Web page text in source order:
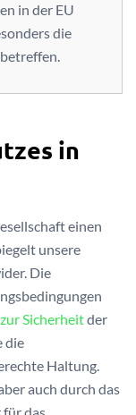
in der EU
die
in
einen
unsere
Die
Sicherheitder
die
Haltung.
auch durch das